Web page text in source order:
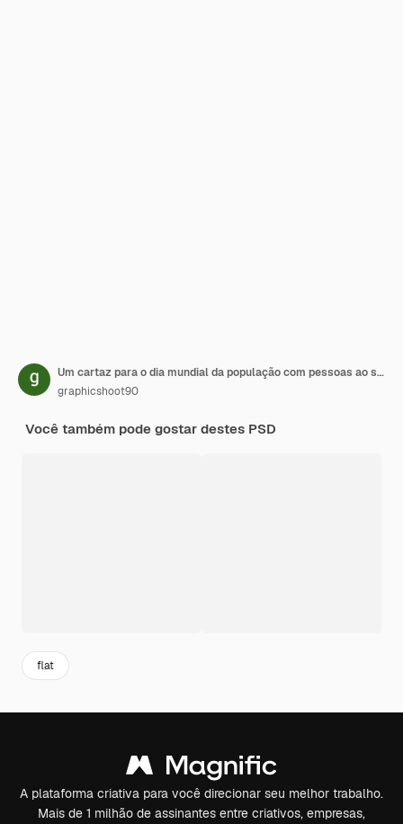
Um cartaz para o dia mundial da população com pessoas ao seu redor
graphicshoot90
Você também pode gostar destes PSD
flat
A plataforma criativa para você direcionar seu melhor trabalho.
Mais de 1 milhão de assinantes entre criativos, empresas,